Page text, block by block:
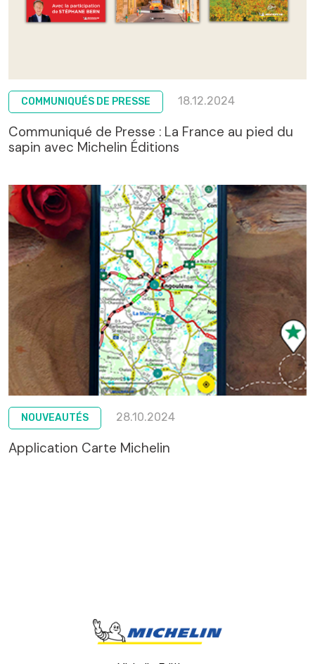
COMMUNIQUÉS DE PRESSE 18.12.2024
Communiqué de Presse : La France au pied du
sapin avec Michelin Éditions
NOUVEAUTÉS 28.10.2024
Application Carte Michelin